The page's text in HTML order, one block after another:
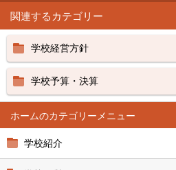
ホーム
学校紹介
関連するカテゴリー
学校経営方針
学校予算・決算